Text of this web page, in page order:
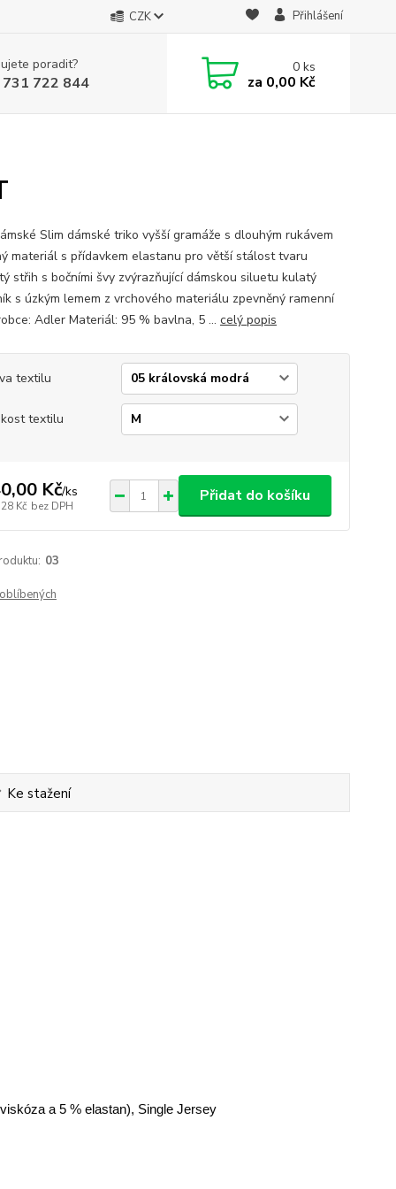
CZK Přihlášení
poradit?
722 844
0ks
za 0,00 Kč
Slim dámské triko vyšší gramáže s dlouhým rukávem
materiál s přídavkem elastanu pro větší stálost tvaru
střih s bočními švy zvýrazňující dámskou siluetu kulatý
s úzkým lemem z vrchového materiálu zpevněný ramenní
Adler Materiál: 95 % bavlna, 5 ... celý popis
textilu
textilu
Kč/ks
Kč bez DPH
Přidat do košíku
03
Ke stažení
a 5 % elastan), Single Jersey